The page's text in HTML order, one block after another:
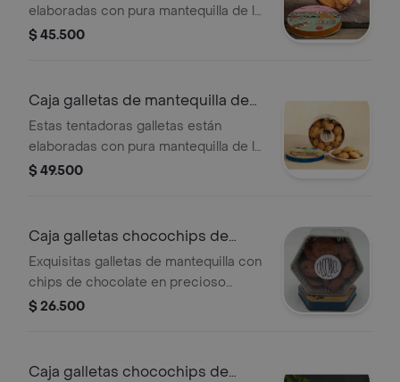
elaboradas con pura mantequilla de la
más alta calidad. son de una suavidad
colección cascabel. presentacion
caja de 90gr,(Diametro del estuche
9.5cm;alto 6cm)
$ 45.500
Caja galletas de mantequilla de
125gr
Estas tentadoras galletas están
elaboradas con pura mantequilla de la
más alta calidad. son de una suavidad
colección cascabel. presentación
caja de 125gr
$ 49.500
Caja galletas chocochips de
55gr
Exquisitas galletas de mantequilla con
chips de chocolate en precioso
estuche metálico de la colección
$ 26.500
Caja galletas chocochips de